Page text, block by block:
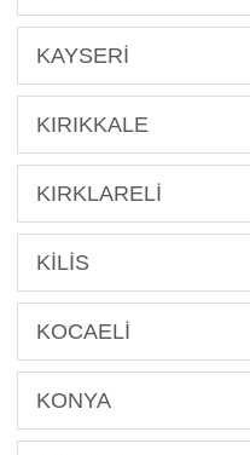
KAYSERİ
KIRIKKALE
KIRKLARELİ
KİLİS
KOCAELİ
KONYA